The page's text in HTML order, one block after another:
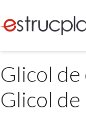
SERVICIOS
Medio Ambiente
INGRESAR
Glicol de
Glicol